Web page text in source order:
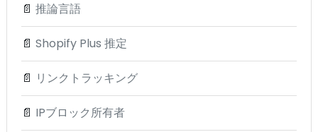
📄 推論言語
📄 Shopify Plus 推定
📄 リンクトラッキング
📄 IPブロック所有者